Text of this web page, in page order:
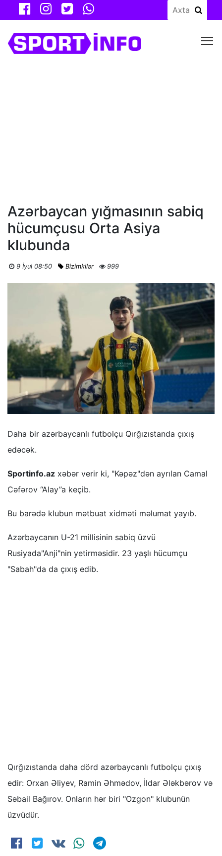
Azərbaycan yığmasının sabiq
hücumçusu Orta Asiya
klubunda
9 İyul 08:50 Bizimkilər 999
Daha bir azərbaycanlı futbolçu Qırğızıstanda çıxış
edəcək.
Sportinfo.az xəbər verir ki, "Kəpəz"dən ayrılan Camal
Cəfərov “Alay”a keçib.
Bu barədə klubun mətbuat xidməti məlumat yayıb.
Azərbaycanın U-21 millisinin sabiq üzvü
Rusiyada"Anji"nin yetirməsidir. 23 yaşlı hücumçu
"Sabah"da da çıxış edib.
Qırğızıstanda daha dörd azərbaycanlı futbolçu çıxış
edir: Orxan Əliyev, Ramin Əhmədov, İldar Ələkbərov və
Səbail Bağırov. Onların hər biri "Ozgon" klubunün
üzvüdür.